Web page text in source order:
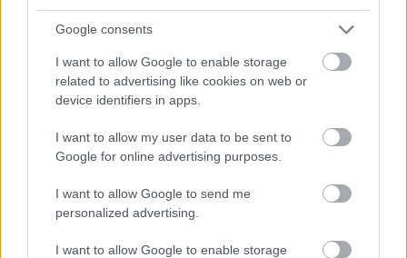
Google consents
I want to allow Google to enable storage
related to advertising like cookies on web or
device identifiers in apps.
I want to allow my user data to be sent to
Google for online advertising purposes.
I want to allow Google to send me
personalized advertising.
I want to allow Google to enable storage
nagyszámú, különböző szociális, kulturális hátterű ...